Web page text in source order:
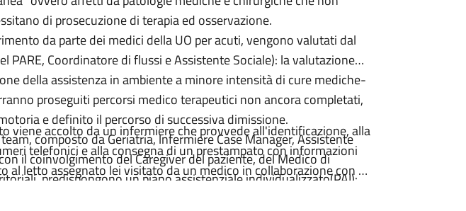
di prosecuzione di terapia ed osservazione.
da parte dei medici della UO per acuti, vengono valutati dal
PARE, Coordinatore di flussi e Assistente Sociale): la valutazione
della assistenza in ambiente a minore intensità di cure mediche-
proseguiti percorsi medico terapeutici non ancora completati,
e definito il percorso di successiva dimissione.
composto da Geriatria, lnfermiere Case Manager, Assistente
il coinvolgimento del Caregiver del paziente, del Medico di
predispongono un piano assistenziale individualizzato(PAI):
medico riabilitative durante la degenza puo anche essere via via
viene accolto da un infermiere che provvede all'identificazione, alla
telefonici e alla consegna di un prestampato con informazioni
al letto assegnato lei visitato da un medico in collaborazione con un
clinica ed infermieristica dove viene delineato il percorso